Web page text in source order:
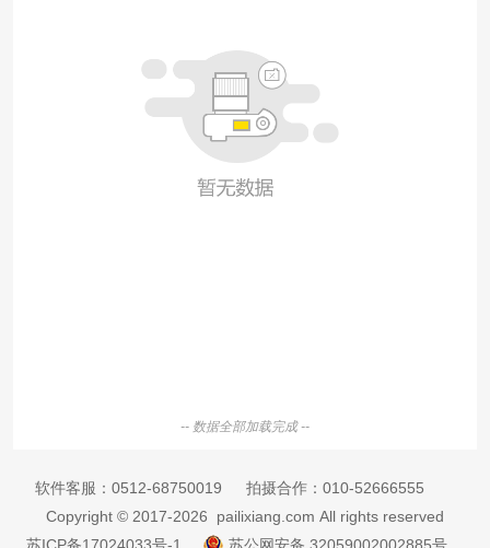
-- 数据全部加载完成 --
软件客服： 0512-68750019 拍摄合作： 010-52666555
Copyright © 2017-2026 pailixiang.com All rights reserved
苏ICP备17024033号-1
苏公网安备 32059002002885号